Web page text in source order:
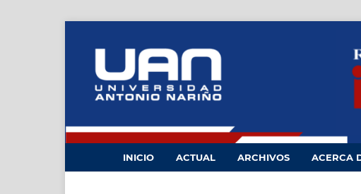
INICIO ACTUAL ARCHIVOS ACERCA